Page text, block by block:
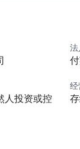
人投资或控